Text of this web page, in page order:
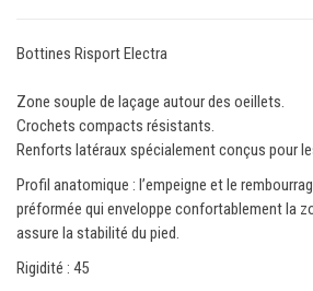
Bottines Risport Electra
Zone souple de laçage autour des oeillets.
Crochets compacts résistants.
Renforts latéraux spécialement conçus pour
Profil anatomique : l’empeigne et le
préformée qui enveloppe confortablement la
assure la stabilité du pied.
Rigidité : 45